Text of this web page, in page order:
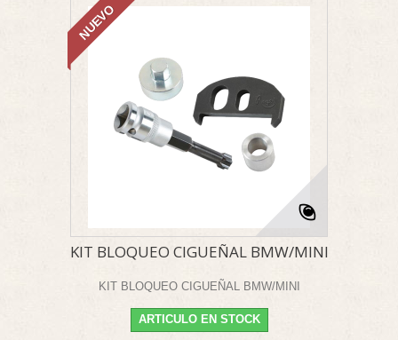
NUEVO
KIT BLOQUEO CIGUEÑAL BMW/MINI
KIT BLOQUEO CIGUEÑAL BMW/MINI
ARTICULO EN STOCK